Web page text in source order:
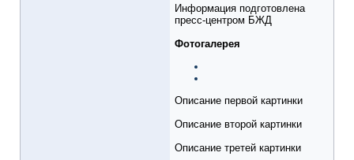
Информация подготовлена
пресс-центром БЖД
Фотогалерея
Описание первой картинки
Описание второй картинки
Описание третей картинки